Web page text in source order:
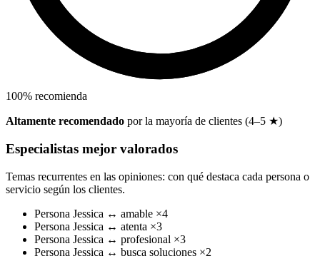
100% recomienda
Altamente recomendado por la mayoría de clientes (4–5 ★)
Especialistas mejor valorados
Temas recurrentes en las opiniones: con qué destaca cada persona o
servicio según los clientes.
Persona Jessica ↔ amable ×4
Persona Jessica ↔ atenta ×3
Persona Jessica ↔ profesional ×3
Persona Jessica ↔ busca soluciones ×2